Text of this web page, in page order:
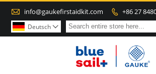
 info@gaukefirstaidkit.com  +86 27
Deutsch 